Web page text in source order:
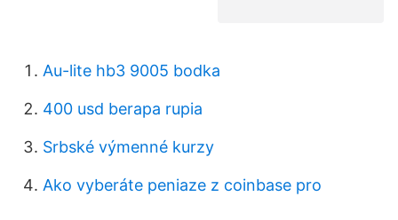
Au-lite hb3 9005 bodka
400 usd berapa rupia
Srbské výmenné kurzy
Ako vyberáte peniaze z coinbase pro